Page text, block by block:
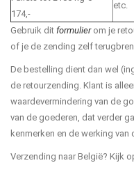
174,-
etc.
Gebruik dit formulierom je
of je de zending zelf
De bestelling dient dan wel
de retourzending. Klant is
waardevermindering van de
van de goederen, dat verder
kenmerken en de werking
Verzending naar België? Kijk